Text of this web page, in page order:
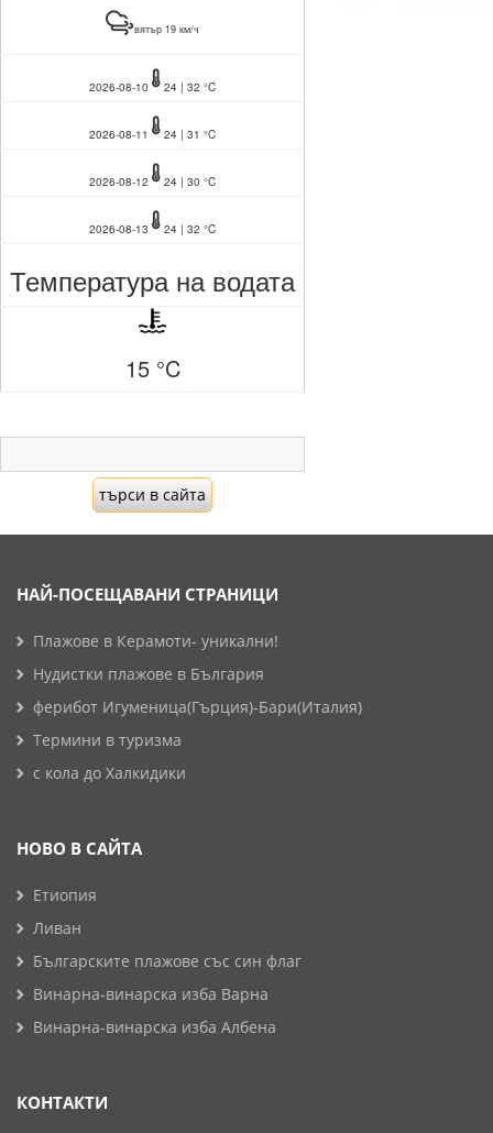
вятър 19 км/ч
2026-08-10 24 | 32 °C
2026-08-11 24 | 31 °C
2026-08-12 24 | 30 °C
2026-08-13 24 | 32 °C
Температура на водата
15 °C
НАЙ-ПОСЕЩАВАНИ СТРАНИЦИ
Плажове в Керамоти- уникални!
Нудистки плажове в България
ферибот Игуменица(Гърция)-Бари(Италия)
Термини в туризма
с кола до Халкидики
НОВО В САЙТА
Етиопия
Ливан
Българските плажове със син флаг
Винарна-винарска изба Варна
Винарна-винарска изба Албена
КОНТАКТИ